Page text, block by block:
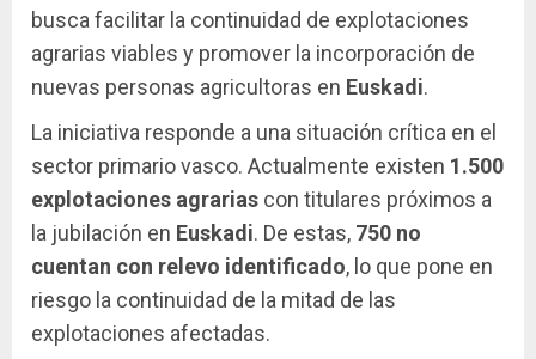
busca facilitar la continuidad de explotaciones
agrarias viables y promover la incorporación de
nuevas personas agricultoras en Euskadi.
La iniciativa responde a una situación crítica en el
sector primario vasco. Actualmente existen 1.500
explotaciones agrarias con titulares próximos a
la jubilación en Euskadi. De estas, 750 no
cuentan con relevo identificado, lo que pone en
riesgo la continuidad de la mitad de las
explotaciones afectadas.